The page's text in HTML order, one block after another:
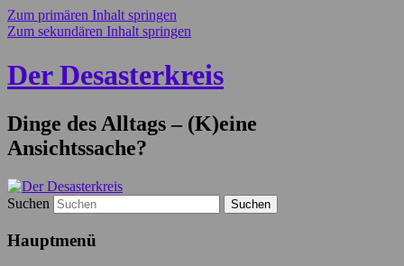
Zum primären Inhalt springen
Zum sekundären Inhalt springen
Der Desasterkreis
Dinge des Alltags – (K)eine
Ansichtssache?
Suchen
Hauptmenü